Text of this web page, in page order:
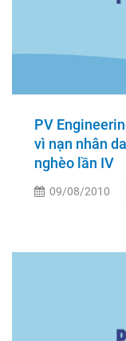
PV
vì nạn nhân
nghèo lần IV
09/08/2010